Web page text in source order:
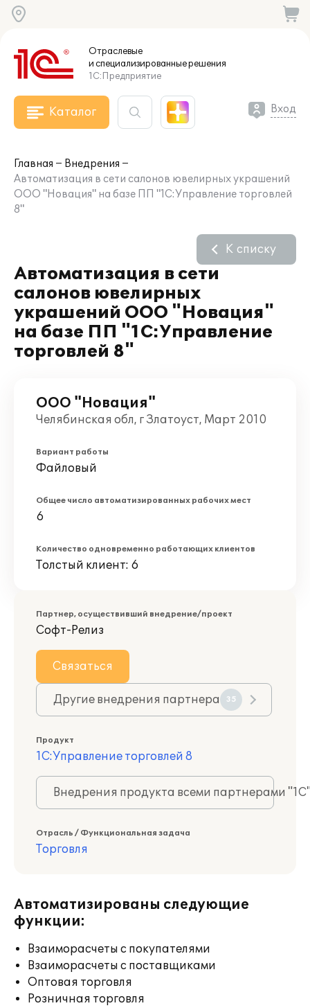
Отраслевые
и специализированныерешения
1С:Предприятие
Каталог Вход
Главная
Внедрения
Автоматизация в сети салонов ювелирных украшений
ООО "Новация" на базе ПП "1С:Управление торговлей
8"
Автоматизация в сети
салонов ювелирных
украшений ООО "Новация"
на базе ПП "1С:Управление
торговлей 8"
К списку
ООО "Новация"
Челябинская обл, г Златоуст, Март 2010
Вариант работы
Файловый
Общее число автоматизированных рабочих мест
6
Количество одновременно работающих клиентов
Толстый клиент: 6
Партнер, осуществивший внедрение/проект
Софт-Релиз
Связаться
Другие внедрения партнера 35
Продукт
1С:Управление торговлей 8
Внедрения продукта всеми партнерами
Отрасль / Функциональная задача
Торговля
Автоматизированы следующие
функции:
Взаиморасчеты с покупателями
Взаиморасчеты с поставщиками
Оптовая торговля
Розничная торговля